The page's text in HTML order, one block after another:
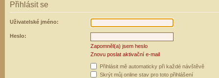
Přihlásit se
Uživatelské jméno:
Heslo:
Zapomněl(a) jsem heslo
Znovu poslat aktivační e-mail
Přihlásit mě automaticky při každé návštěvě
Skrýt můj online stav pro toto přihlášení